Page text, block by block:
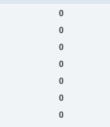
0
0
0
0
0
0
0